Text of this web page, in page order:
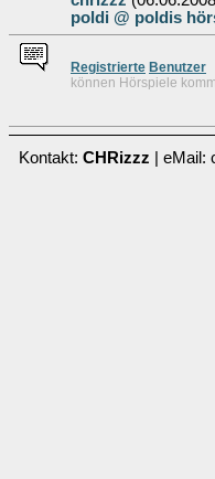
poldi @ poldis
Registrierte Benutzer
können Hörspiele
Kontakt: CHRizzz | eMail: